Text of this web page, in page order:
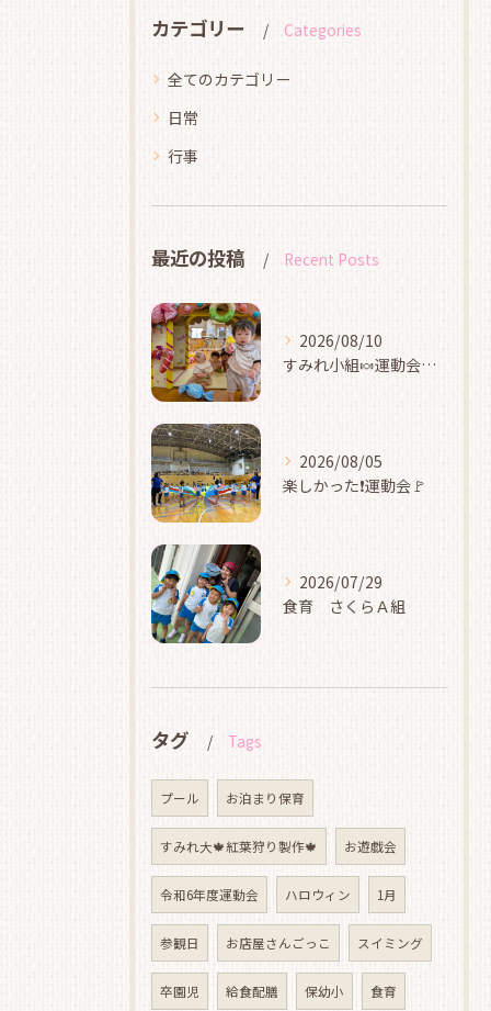
カテゴリー Categories
全てのカテゴリー
日常
行事
最近の投稿 Recent Posts
2026/08/10
すみれ小組🍬運動会ごっこ
2026/08/05
楽しかった❗運動会🚩
2026/07/29
食育 さくらＡ組
タグ Tags
プール お泊まり保育
すみれ大🍁紅葉狩り製作🍁 お遊戯会
令和6年度運動会 ハロウィン 1月
参観日 お店屋さんごっこ スイミング
卒園児 給食配膳 保幼小 食育